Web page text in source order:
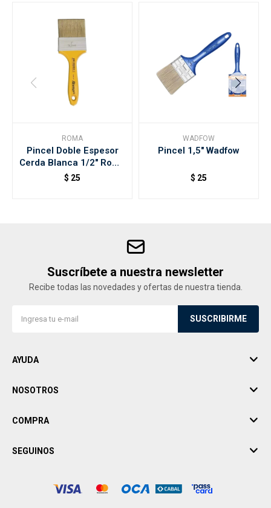
ROMA
Pincel Doble Espesor
Cerda Blanca 1/2" Roma
Amarillo
$ 25
WADFOW
Pincel 1,5" Wadfow
$ 25
Suscríbete a nuestra newsletter
Recibe todas las novedades y ofertas de nuestra tienda.
SUSCRIBIRME
AYUDA
NOSOTROS
COMPRA
SEGUINOS